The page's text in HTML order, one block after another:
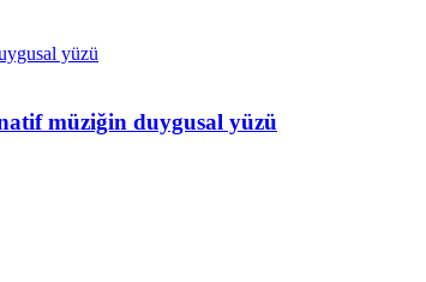
müziğin duygusal yüzü